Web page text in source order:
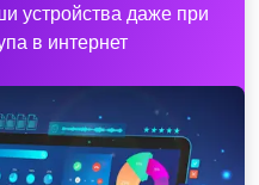
устройства даже при
в интернет